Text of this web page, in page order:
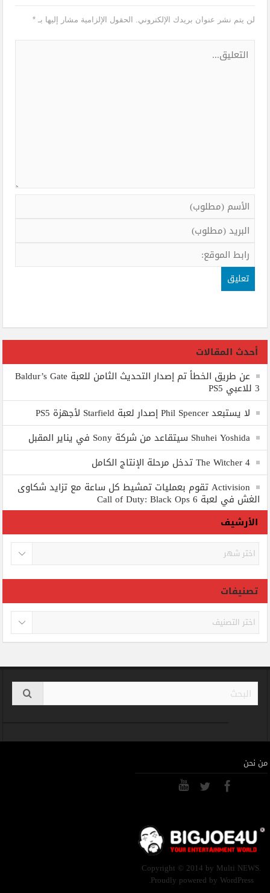
لن يتم نشر عنوان بريدك الإلكتروني. الحقول الإلزامية مشار إليها بـ*
أحدث المقالات
عن طريق الخطأ تم إصدار التحديث الثامن للعبة Baldur’s Gate
3 للاعبي PS5
لا يستبعد Phil Spencer إصدار لعبة Starfield لأجهزة PS5
Shuhei Yoshida سيتقاعد من شركة Sony في يناير المقبل
The Witcher 4 تدخل مرحلة الإنتاج الكامل
Activision تقوم بعمليات تمشيط كل ساعة مع تزايد شكاوى
الغش في لعبة Call of Duty: Black Ops 6
الأرشيف
الأرشيف
تصنيفات
تصنيفات
من نحن
Copyright © 2014 by Multi NEWS.
Proudly powered by WordPress.